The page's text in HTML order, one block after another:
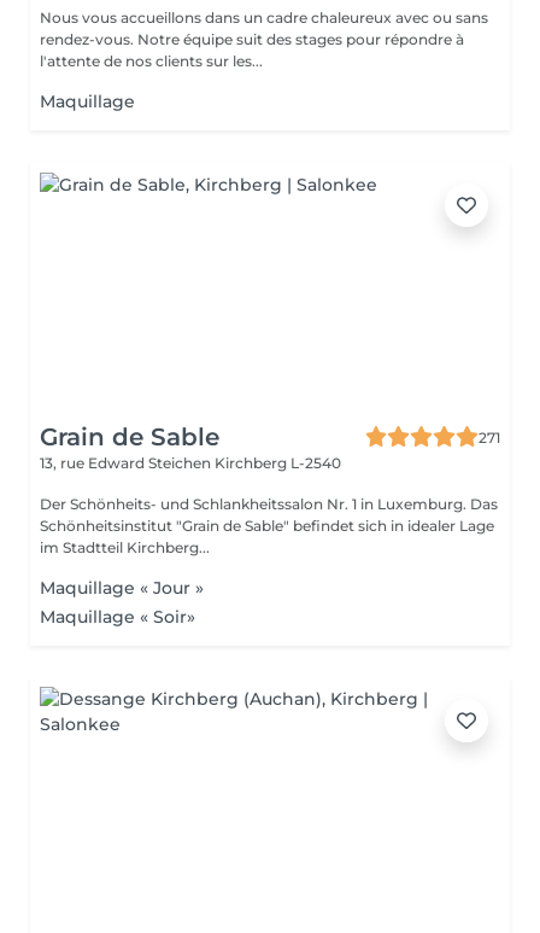
Nous vous accueillons dans un cadre chaleureux avec ou sans
rendez-vous. Notre équipe suit des stages pour répondre à
l'attente de nos clients sur les...
Maquillage
Grain de Sable
271
13, rue Edward Steichen Kirchberg L-2540
Der Schönheits- und Schlankheitssalon Nr. 1 in Luxemburg. Das
Schönheitsinstitut "Grain de Sable" befindet sich in idealer Lage
im Stadtteil Kirchberg...
Maquillage « Jour »
Maquillage « Soir»